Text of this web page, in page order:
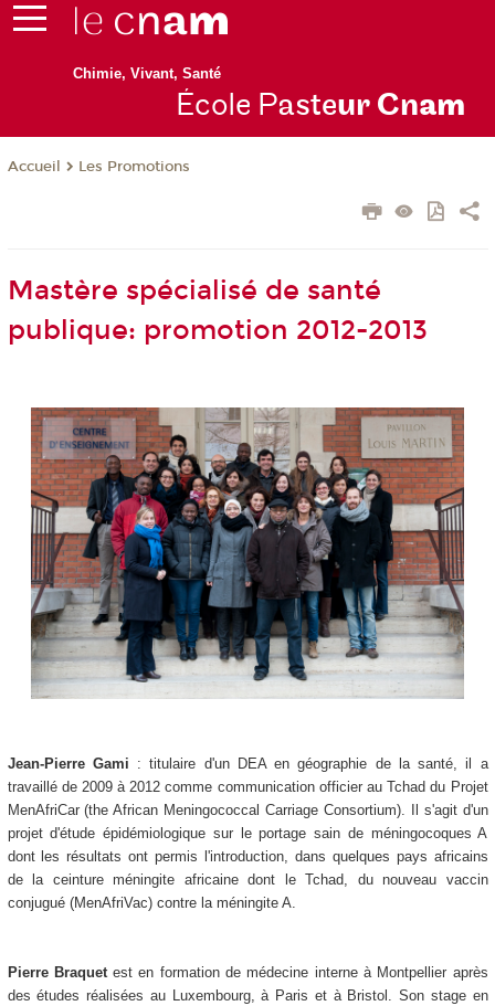
Chimie, Vivant, Santé
École Pasteur Cnam
Accueil Les Promotions
Mastère spécialisé de santé
publique: promotion 2012-2013
Jean-Pierre Gami : titulaire d'un DEA en géographie de la santé, il a
travaillé de 2009 à 2012 comme communication officier au Tchad du Projet
MenAfriCar (the African Meningococcal Carriage Consortium). Il s'agit d'un
projet d'étude épidémiologique sur le portage sain de méningocoques A
dont les résultats ont permis l'introduction, dans quelques pays africains
de la ceinture méningite africaine dont le Tchad, du nouveau vaccin
conjugué (MenAfriVac) contre la méningite A.
Pierre Braquetest en formation de médecine interne à Montpellier après
des études réalisées au Luxembourg, à Paris et à Bristol. Son stage en